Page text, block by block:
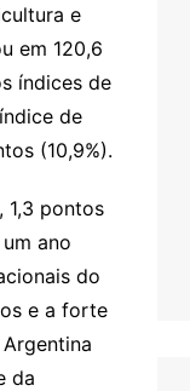
e
em 120,6
índices de
de
(10,9%).
1,3 pontos
ano
do
e a forte
da